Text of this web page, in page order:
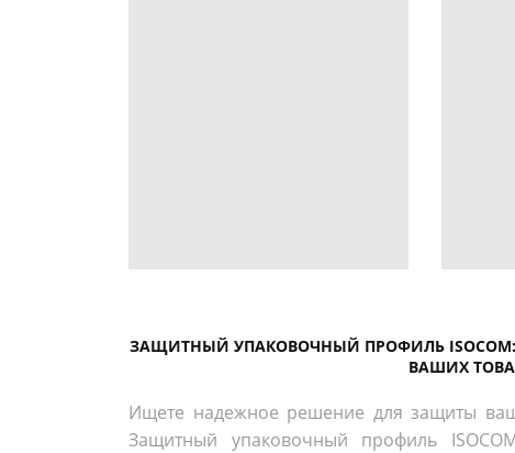
ЗАЩИТНЫЙ УПАКОВОЧНЫЙ ПРОФИЛЬ
ВАШИХ
Ищете надежное решение для защиты
Защитный упаковочный профиль